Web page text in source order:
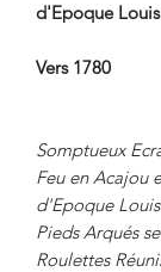
d'Epoque
Vers 1780
Somptueux
Feu en Acajou
d'Epoque
Pieds Arqués
Roulettes